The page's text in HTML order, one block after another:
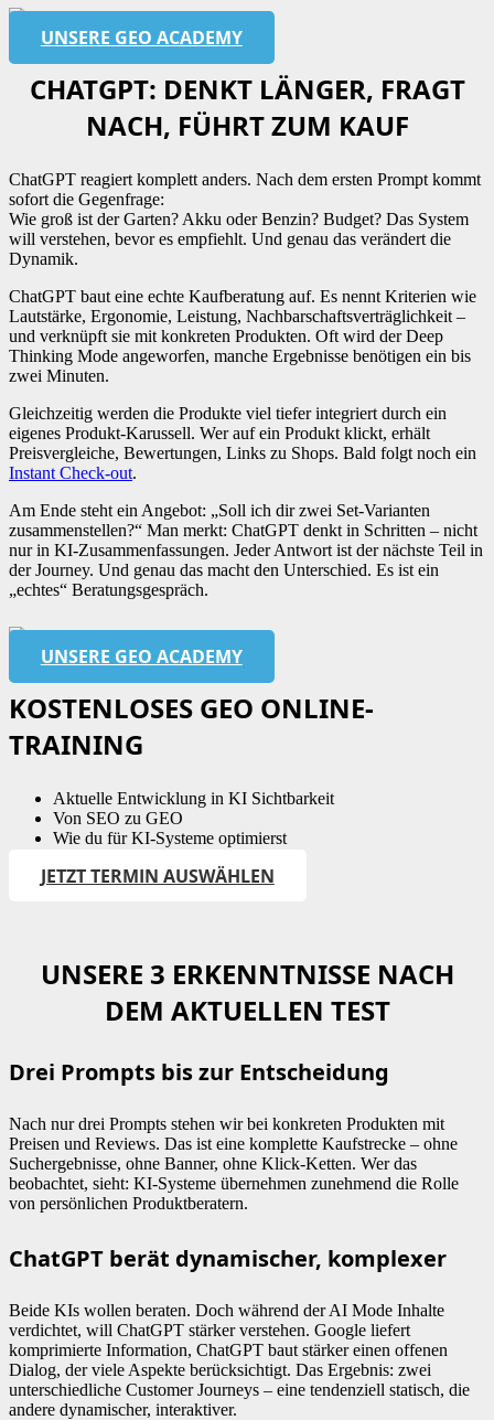
UNSERE GEO ACADEMY
CHATGPT: DENKT LÄNGER, FRAGT
NACH, FÜHRT ZUM KAUF
ChatGPT reagiert komplett anders. Nach dem ersten Prompt kommt
sofort die Gegenfrage:
Wie groß ist der Garten? Akku oder Benzin? Budget? Das System
will verstehen, bevor es empfiehlt. Und genau das verändert die
Dynamik.
ChatGPT baut eine echte Kaufberatung auf. Es nennt Kriterien wie
Lautstärke, Ergonomie, Leistung, Nachbarschaftsverträglichkeit –
und verknüpft sie mit konkreten Produkten. Oft wird der Deep
Thinking Mode angeworfen, manche Ergebnisse benötigen ein bis
zwei Minuten.
Gleichzeitig werden die Produkte viel tiefer integriert durch ein
eigenes Produkt-Karussell. Wer auf ein Produkt klickt, erhält
Preisvergleiche, Bewertungen, Links zu Shops. Bald folgt noch ein
Instant Check-out.
Am Ende steht ein Angebot: „Soll ich dir zwei Set-Varianten
zusammenstellen?“ Man merkt: ChatGPT denkt in Schritten – nicht
nur in KI-Zusammenfassungen. Jeder Antwort ist der nächste Teil in
der Journey. Und genau das macht den Unterschied. Es ist ein
„echtes“ Beratungsgespräch.
UNSERE GEO ACADEMY
KOSTENLOSES GEO ONLINE-
TRAINING
Aktuelle Entwicklung in KI Sichtbarkeit
Von SEO zu GEO
Wie du für KI-Systeme optimierst
JETZT TERMIN AUSWÄHLEN
UNSERE 3 ERKENNTNISSE NACH
DEM AKTUELLEN TEST
Drei Prompts bis zur Entscheidung
Nach nur drei Prompts stehen wir bei konkreten Produkten mit
Preisen und Reviews. Das ist eine komplette Kaufstrecke – ohne
Suchergebnisse, ohne Banner, ohne Klick-Ketten. Wer das
beobachtet, sieht: KI-Systeme übernehmen zunehmend die Rolle
von persönlichen Produktberatern.
ChatGPT berät dynamischer, komplexer
Beide KIs wollen beraten. Doch während der AI Mode Inhalte
verdichtet, will ChatGPT stärker verstehen. Google liefert
komprimierte Information, ChatGPT baut stärker einen offenen
Dialog, der viele Aspekte berücksichtigt. Das Ergebnis: zwei
unterschiedliche Customer Journeys – eine tendenziell statisch, die
andere dynamischer, interaktiver.